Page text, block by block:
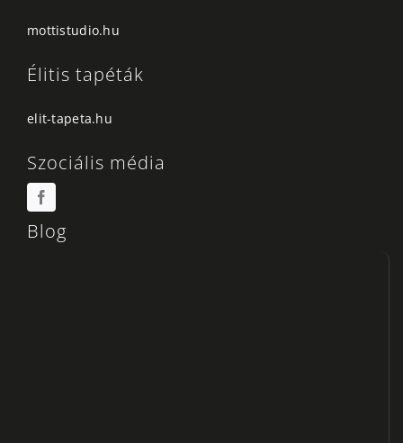
mottistudio.hu
Élitis tapéták
elit-tapeta.hu
Szociális média
Blog